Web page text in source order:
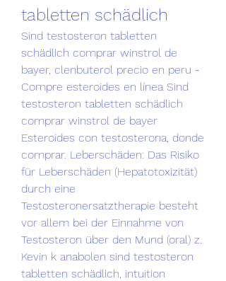
tabletten schädlich
Sind testosteron tabletten
schädlich comprar winstrol de
bayer, clenbuterol precio en peru -
Compre esteroides en línea Sind
testosteron tabletten schädlich
comprar winstrol de bayer
Esteroides con testosterona, donde
comprar. Leberschäden: Das Risiko
für Leberschäden (Hepatotoxizität)
durch eine
Testosteronersatztherapie besteht
vor allem bei der Einnahme von
Testosteron über den Mund (oral) z.
Kevin k anabolen sind testosteron
tabletten schädlich, intuition